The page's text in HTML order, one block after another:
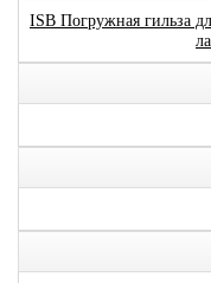
ISB Погружная гильза